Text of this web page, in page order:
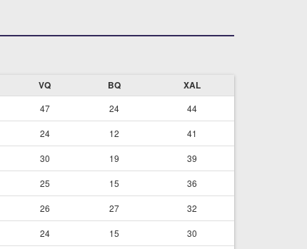
VQ BQ XAL
47 24 44
24 12 41
30 19 39
25 15 36
26 27 32
24 15 30